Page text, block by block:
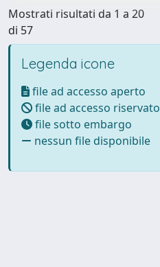
Mostrati risultati da 1 a 20
di 57
Legenda icone
file ad accesso aperto
file ad accesso riservato
file sotto embargo
nessun file disponibile